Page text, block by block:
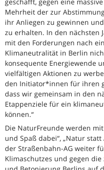
Mehrheit der zur
ihr Anliegen zu gewinnen
zu erhalten. In den nächsten
mit den Forderungen nach
Klimaneutralität in Berlin
konsequente Energiewende
vielfältigen Aktionen zu
den Initiator*innen für ihren
dass wir gemeinsam in den
Etappenziele für ein
können.“
Die NaturFreunde werden
und Spaß dabei“, „Natur
der Straßenbahn-AG weiter
Klimaschutzes und gegen